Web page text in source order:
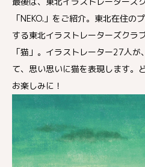
「NEKO.」をご紹介。東北在住の
する東北イラストレーターズクラ
「猫」。イラストレーター27人
て、思い思いに猫を表現します。
お楽しみに！